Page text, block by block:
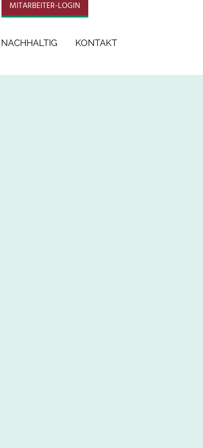
MITARBEITER-LOGIN
NACHHALTIG KONTAKT